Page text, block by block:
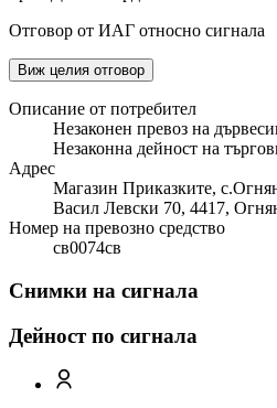
Отговор от ИАГ относно сигнала
Виж целия отговор
Описание от потребител
Незаконен превоз на
Незаконна дейност на
Адрес
Магазин Приказките,
Васил Левски 70, 4417,
Номер на превозно средство
св0074св
Снимки на сигнала
Дейност по сигнала